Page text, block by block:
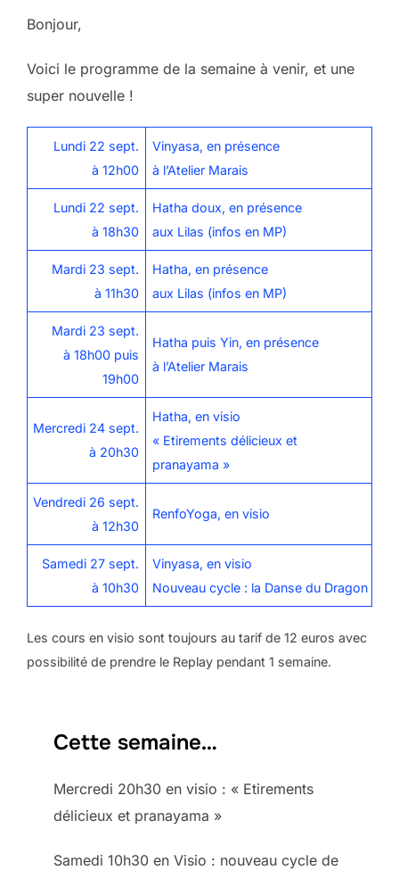
Bonjour,
Voici le programme de la semaine à venir, et une
super nouvelle !
Lundi 22 sept.
à 12h00
Vinyasa, en présence
à l’Atelier Marais
Lundi 22 sept.
à 18h30
Hatha doux, en présence
aux Lilas (infos en MP)
Mardi 23 sept.
à 11h30
Hatha, en présence
aux Lilas (infos en MP)
Mardi 23 sept.
à 18h00 puis
19h00
Hatha puis Yin, en présence
à l’Atelier Marais
Mercredi 24 sept.
à 20h30
Hatha, en visio
« Etirements délicieux et
pranayama »
Vendredi 26 sept.
à 12h30
RenfoYoga, en visio
Samedi 27 sept.
à 10h30
Vinyasa, en visio
Nouveau cycle : la Danse du Dragon
Les cours en visio sont toujours au tarif de 12 euros avec
possibilité de prendre le Replay pendant 1 semaine.
Cette semaine…
Mercredi 20h30 en visio : « Etirements
délicieux et pranayama »
Samedi 10h30 en Visio : nouveau cycle de